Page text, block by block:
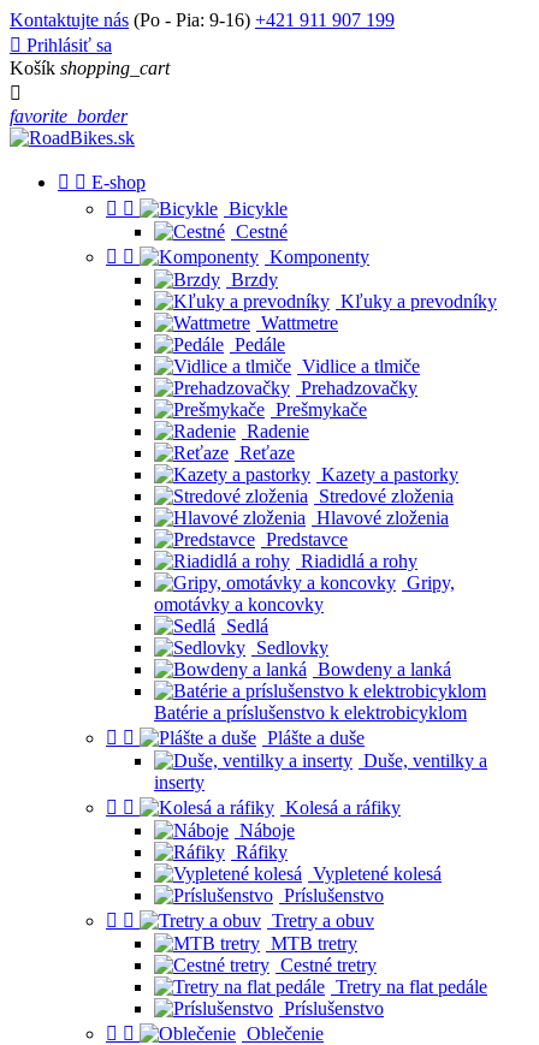
Kontaktujte nás (Po - Pia: 9-16) +421 911 907 199
 Prihlásiť sa
Košík shopping_cart

favorite_border
  E-shop
 
Bicykle
Cestné
 
Komponenty
Brzdy
Kľuky a prevodníky
Wattmetre
Pedále
Vidlice a tlmiče
Prehadzovačky
Prešmykače
Radenie
Reťaze
Kazety a pastorky
Stredové zloženia
Hlavové zloženia
Predstavce
Riadidlá a rohy
Gripy,
omotávky a koncovky
Sedlá
Sedlovky
Bowdeny a lanká
Batérie a príslušenstvo k elektrobicyklom
 
Plášte a duše
Duše, ventilky a
inserty
 
Kolesá a ráfiky
Náboje
Ráfiky
Vypletené kolesá
Príslušenstvo
 
Tretry a obuv
MTB tretry
Cestné tretry
Tretry na flat pedále
Príslušenstvo
 
Oblečenie